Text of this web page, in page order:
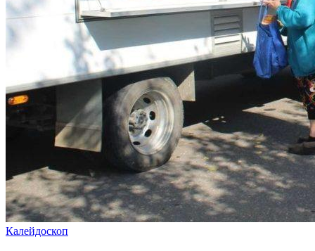
Калейдоскоп